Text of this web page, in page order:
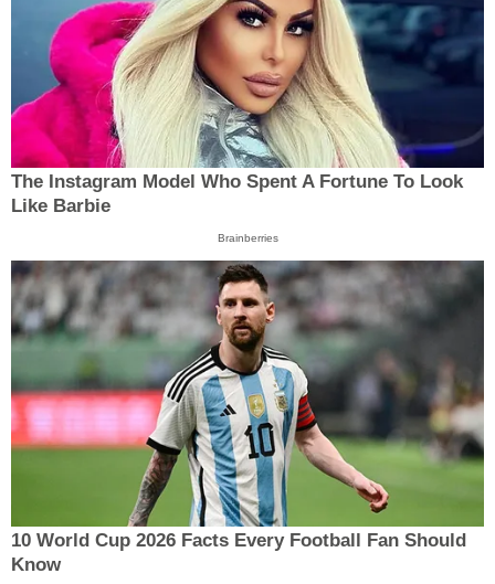
The Instagram Model Who Spent A Fortune To Look
Like Barbie
Brainberries
10 World Cup 2026 Facts Every Football Fan Should
Know